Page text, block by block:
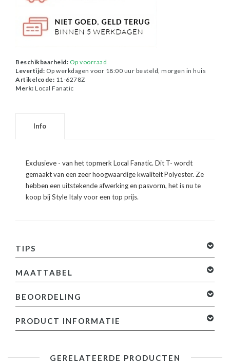
Beschikbaarheid: Op voorraad
Levertijd: Op werkdagen voor 18:00 uur besteld, morgen in huis
Artikelcode: 11-6278Z
Merk: Local Fanatic
Info
Exclusieve - van het topmerk Local Fanatic. Dit T- wordt
gemaakt van een zeer hoogwaardige kwaliteit Polyester. Ze
hebben een uitstekende afwerking en pasvorm, het is nu te
koop bij Style Italy voor een top prijs.
TIPS
MAATTABEL
BEOORDELING
toevoegen
PRODUCT INFORMATIE
- Kleur: Zie AfbeeldingGERELATEERDE PRODUCTEN